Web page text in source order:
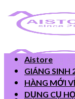
Aistore
GIÁNG SINH
HÀNG MỚI
DỤNG CỤ